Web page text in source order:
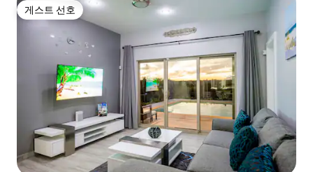
게스트 선호
게스트 선호